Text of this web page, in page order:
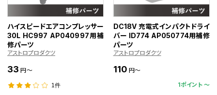
ハイスピードエアコンプレッサー
30L HC997 AP040997用補
修パーツ
アストロプロダクツ
33 円～
1件
DC18V 充電式インパクトドライ
バー ID774 AP050774用補修
パーツ
アストロプロダクツ
110 円～
1ポイント 〜